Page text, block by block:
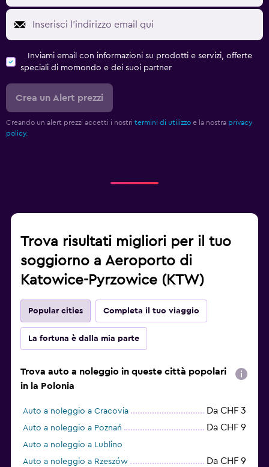
Inviami email con informazioni su prodotti e servizi, offerte
speciali di momondo e dei suoi partner
Crea un Alert prezzi
Creando un alert prezzi accetti i nostri termini di utilizzo e la nostra privacy
policy.
Trova risultati migliori per il tuo
soggiorno a Aeroporto di
Katowice-Pyrzowice (KTW)
Popular cities Completa il tuo viaggio
La fortuna è dalla mia parte
Trova auto a noleggio in queste città popolari
in la Polonia
Auto a noleggio a Cracovia Da CHF 3
Auto a noleggio a Poznań Da CHF 9
Auto a noleggio a Lublino
Auto a noleggio a Rzeszów
Da CHF 9